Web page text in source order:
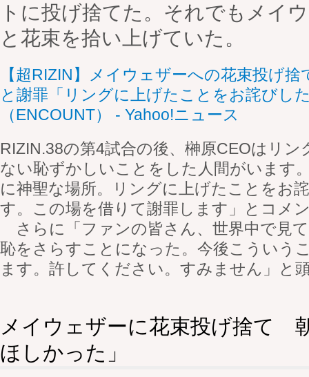
トに投げ捨てた。それでもメイ
と花束を拾い上げていた。
【超RIZIN】メイウェザーへの花束投げ
と謝罪「リングに上げたことをお詫びし
（ENCOUNT） - Yahoo!ニュース
RIZIN.38の第4試合の後、榊原CEOはリン
ない恥ずかしいことをした人間がいます
に神聖な場所。リングに上げたことをお
す。この場を借りて謝罪します」とコメ
さらに「ファンの皆さん、世界中で見
恥をさらすことになった。今後こういう
ます。許してください。すみません」と
メイウェザーに花束投げ捨て
ほしかった」